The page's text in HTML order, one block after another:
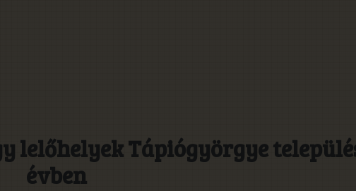
lelőhelyek Tápiógyörgye
évben